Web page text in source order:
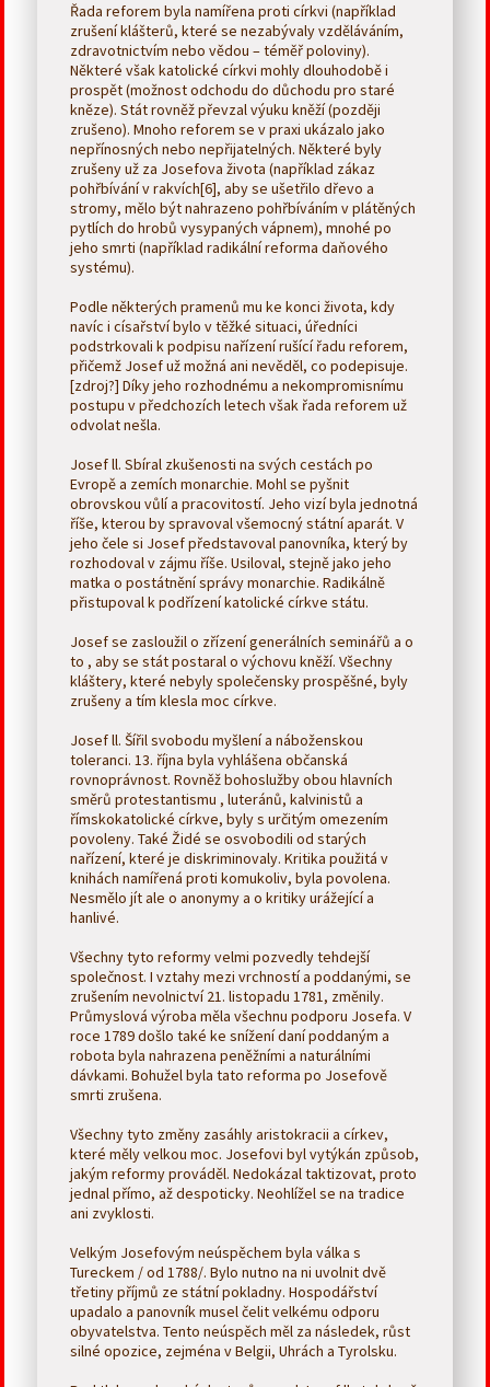
Řada reforem byla namířena proti církvi (například
zrušení klášterů, které se nezabývaly vzděláváním,
zdravotnictvím nebo vědou – téměř poloviny).
Některé však katolické církvi mohly dlouhodobě i
prospět (možnost odchodu do důchodu pro staré
kněze). Stát rovněž převzal výuku kněží (později
zrušeno). Mnoho reforem se v praxi ukázalo jako
nepřínosných nebo nepřijatelných. Některé byly
zrušeny už za Josefova života (například zákaz
pohřbívání v rakvích[6], aby se ušetřilo dřevo a
stromy, mělo být nahrazeno pohřbíváním v plátěných
pytlích do hrobů vysypaných vápnem), mnohé po
jeho smrti (například radikální reforma daňového
systému).
Podle některých pramenů mu ke konci života, kdy
navíc i císařství bylo v těžké situaci, úředníci
podstrkovali k podpisu nařízení rušící řadu reforem,
přičemž Josef už možná ani nevěděl, co podepisuje.
[zdroj?] Díky jeho rozhodnému a nekompromisnímu
postupu v předchozích letech však řada reforem už
odvolat nešla.
Josef ll. Sbíral zkušenosti na svých cestách po
Evropě a zemích monarchie. Mohl se pyšnit
obrovskou vůlí a pracovitostí. Jeho vizí byla jednotná
říše, kterou by spravoval všemocný státní aparát. V
jeho čele si Josef představoval panovníka, který by
rozhodoval v zájmu říše. Usiloval, stejně jako jeho
matka o postátnění správy monarchie. Radikálně
přistupoval k podřízení katolické církve státu.
Josef se zasloužil o zřízení generálních seminářů a o
to , aby se stát postaral o výchovu kněží. Všechny
kláštery, které nebyly společensky prospěšné, byly
zrušeny a tím klesla moc církve.
Josef ll. Šířil svobodu myšlení a náboženskou
toleranci. 13. října byla vyhlášena občanská
rovnoprávnost. Rovněž bohoslužby obou hlavních
směrů protestantismu , luteránů, kalvinistů a
římskokatolické církve, byly s určitým omezením
povoleny. Také Židé se osvobodili od starých
nařízení, které je diskriminovaly. Kritika použitá v
knihách namířená proti komukoliv, byla povolena.
Nesmělo jít ale o anonymy a o kritiky urážející a
hanlivé.
Všechny tyto reformy velmi pozvedly tehdejší
společnost. I vztahy mezi vrchností a poddanými, se
zrušením nevolnictví 21. listopadu 1781, změnily.
Průmyslová výroba měla všechnu podporu Josefa. V
roce 1789 došlo také ke snížení daní poddaným a
robota byla nahrazena peněžními a naturálními
dávkami. Bohužel byla tato reforma po Josefově
smrti zrušena.
Všechny tyto změny zasáhly aristokracii a církev,
které měly velkou moc. Josefovi byl vytýkán způsob,
jakým reformy prováděl. Nedokázal taktizovat, proto
jednal přímo, až despoticky. Neohlížel se na tradice
ani zvyklosti.
Velkým Josefovým neúspěchem byla válka s
Tureckem / od 1788/. Bylo nutno na ni uvolnit dvě
třetiny příjmů ze státní pokladny. Hospodářství
upadalo a panovník musel čelit velkému odporu
obyvatelstva. Tento neúspěch měl za následek, růst
silné opozice, zejména v Belgii, Uhrách a Tyrolsku.